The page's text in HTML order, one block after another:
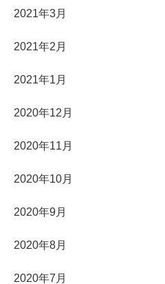
2021年3月
2021年2月
2021年1月
2020年12月
2020年11月
2020年10月
2020年9月
2020年8月
2020年7月